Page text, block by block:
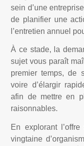
sein d’une
de planifier une
l’entretien annuel
À ce stade, la
sujet vous paraît
premier temps, de
voire d’élargir
afin de mettre en
raisonnables.
En explorant
vingtaine